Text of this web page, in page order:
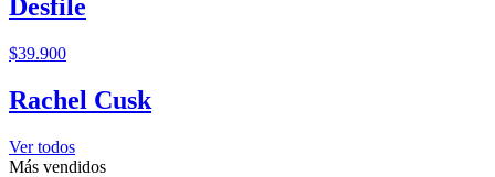
Desfile
$39.900
Rachel Cusk
Ver todos
Más vendidos